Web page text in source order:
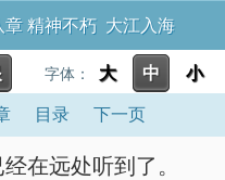
章 精神不朽 大江入海
字体： 大 中 小
目录 下一页
在远处听到了。